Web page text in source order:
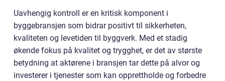
Uavhengig kontroll er en kritisk komponent i
byggebransjen som bidrar positivt til sikkerheten,
kvaliteten og levetiden til byggverk. Med et stadig
økende fokus på kvalitet og trygghet, er det av største
betydning at aktørene i bransjen tar dette på alvor og
investerer i tjenester som kan opprettholde og forbedre